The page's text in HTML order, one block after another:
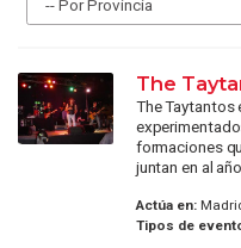
The
The Taytantos
formaciones
juntan en al
Actúa en:
Tipos de